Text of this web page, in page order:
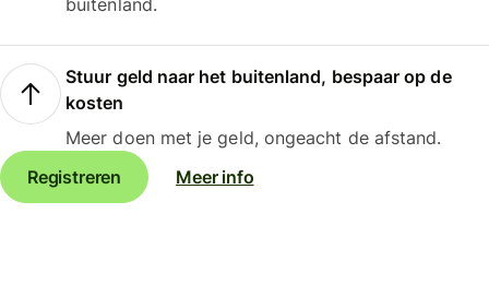
buitenland.
Stuur geld naar het buitenland, bespaar op de
kosten
Meer doen met je geld, ongeacht de afstand.
Registreren
Meer info